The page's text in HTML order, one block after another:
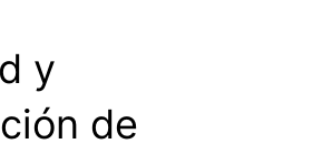
y
de